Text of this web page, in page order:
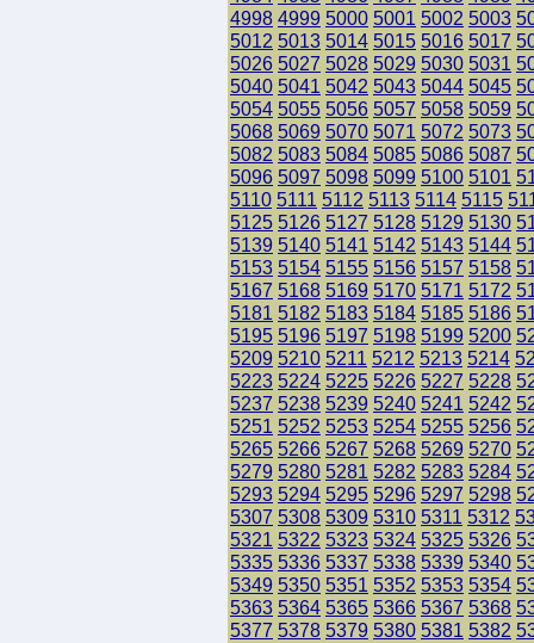
4998 4999 5000 5001 5002 5003
5012 5013 5014 5015 5016 5017
5026 5027 5028 5029 5030 5031
5040 5041 5042 5043 5044 5045
5054 5055 5056 5057 5058 5059
5068 5069 5070 5071 5072 5073
5082 5083 5084 5085 5086 5087
5096 5097 5098 5099 5100 5101
5110 5111 5112 5113 5114 5115
5125 5126 5127 5128 5129 5130
5139 5140 5141 5142 5143 5144
5153 5154 5155 5156 5157 5158
5167 5168 5169 5170 5171 5172
5181 5182 5183 5184 5185 5186
5195 5196 5197 5198 5199 5200
5209 5210 5211 5212 5213 5214
5223 5224 5225 5226 5227 5228
5237 5238 5239 5240 5241 5242
5251 5252 5253 5254 5255 5256
5265 5266 5267 5268 5269 5270
5279 5280 5281 5282 5283 5284
5293 5294 5295 5296 5297 5298
5307 5308 5309 5310 5311 5312
5321 5322 5323 5324 5325 5326
5335 5336 5337 5338 5339 5340
5349 5350 5351 5352 5353 5354
5363 5364 5365 5366 5367 5368
5377 5378 5379 5380 5381 5382